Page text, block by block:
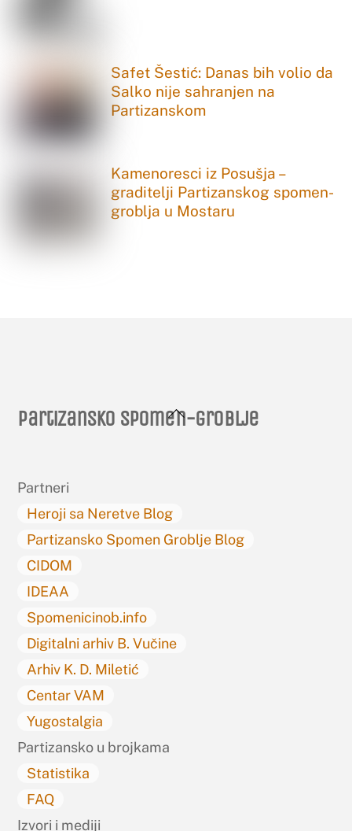
Safet Šestić: Danas bih volio da
Salko nije sahranjen na
Partizanskom
Kamenoresci iz Posušja –
graditelji Partizanskog spomen-
groblja u Mostaru
Back
Partizansko spomen-groblje
Partneri
Heroji sa Neretve Blog
Partizansko Spomen Groblje Blog
CIDOM
IDEAA
Spomenicinob.info
Digitalni arhiv B. Vučine
Arhiv K. D. Miletić
Centar VAM
Yugostalgia
Partizansko u brojkama
Statistika
FAQ
Izvori i mediji